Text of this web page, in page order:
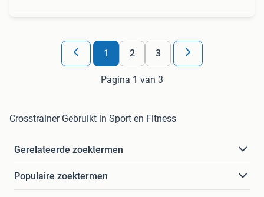
1 2 3
Pagina 1 van 3
Crosstrainer Gebruikt in Sport en Fitness
Gerelateerde zoektermen
Populaire zoektermen